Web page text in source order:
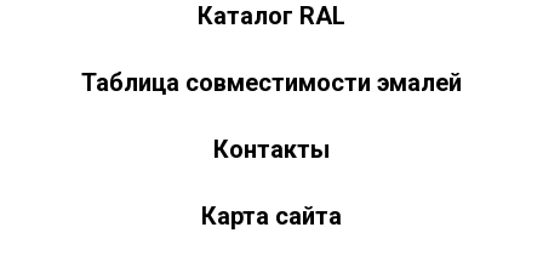
Каталог RAL
Таблица совместимости эмалей
Контакты
Карта сайта